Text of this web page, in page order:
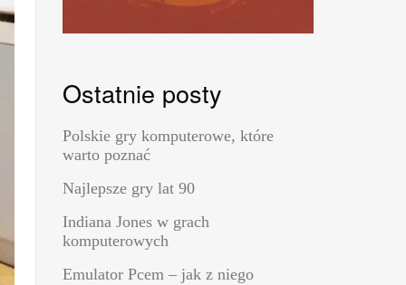
Ostatnie posty
Polskie gry komputerowe, które
warto poznać
Najlepsze gry lat 90
Indiana Jones w grach
komputerowych
Emulator Pcem – jak z niego